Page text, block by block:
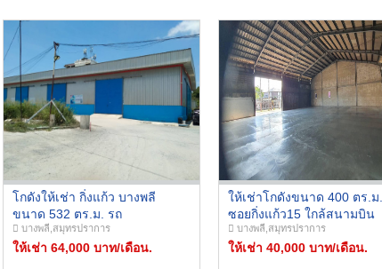
โกดังให้เช่า กิ่งแก้ว บางพลี
ขนาด 532 ตร.ม. รถ
คอนเทนเนอร์เข้า-ออกสะดวก
ราคา 64,000 บาท/เดือน
บางพลี,สมุทรปราการ
ให้เช่า 64,000 บาท/เดือน.
ให้เช่าโกดังขนาด 400 ตร.ม.
ซอยกิ่งแก้ว15 ใกล้สนามบิน
สุวรรณภูมิ บางนา ลาดกระบัง
ทางเข้าออกสะดวก รถ
บางพลี,สมุทรปราการ
ให้เช่า 40,000 บาท/เดือน.